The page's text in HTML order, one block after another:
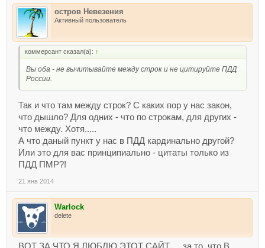
остров Невезения
Активный пользователь
коммерсант сказал(а): ↑
Вы оба - не вычитывайте между строк и не цитируйте ПДД
России.
Так и что там между строк? С каких пор у нас закон,
что дышло? Для одних - что по строкам, для других -
что между. Хотя.....
А что даный пункт у нас в ПДД кардинально другой?
Или это для вас принципиально - цитаты только из
ПДД ПМР?!
21 янв 2014
Warlock
delete